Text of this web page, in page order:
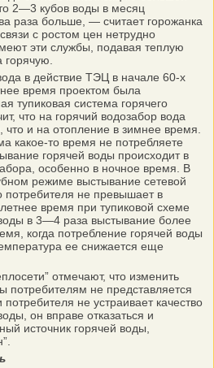
2—3 кубов воды в месяц
раза больше, — считает горожанка
с ростом цен нетрудно
эти службы, подавая теплую
горячую.
в действие ТЭЦ в начале 60-х
время проектом была
тупиковая система горячего
что на горячий водозабор вода
что и на отопление в зимнее время.
какое-то время не потребляете
горячей воды происходит в
особенно в ночное время. В
режиме выстывание сетевой
потребителя не превышает в
время при тупиковой схеме
в 3—4 раза выстывание более
когда потребление горячей воды
ее снижается еще
отмечают, что изменить
потребителям не представляется
не устраивает качество
он вправе отказаться и
источник горячей воды,